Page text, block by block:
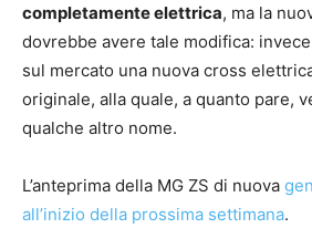
completamente elettrica, ma la
dovrebbe avere tale modifica:
sul mercato una nuova cross
originale, alla quale, a quanto pare,
qualche altro nome.
L’anteprima della MG ZS di nuova
all’inizio della prossima settimana.